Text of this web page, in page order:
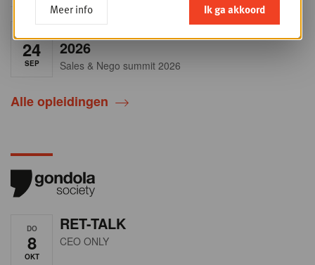
24
SEP
Sales & nego Summit
2026
Sales & Nego summit 2026
Alle opleidingen
DO
8
OKT
RET-TALK
CEO ONLY
Meer info Ik ga akkoord